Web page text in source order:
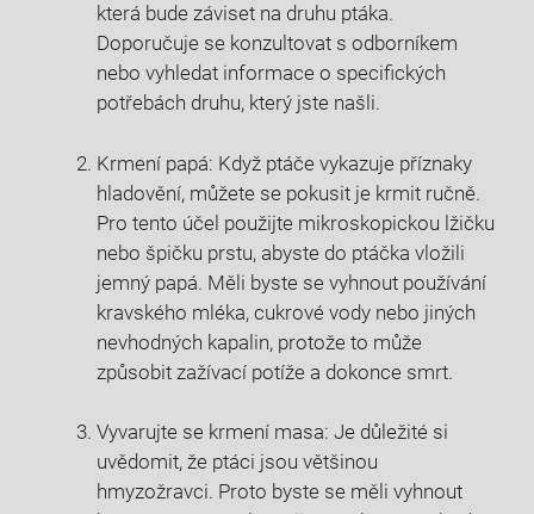
která bude záviset na druhu ptáka.
Doporučuje se konzultovat s odborníkem
nebo vyhledat informace o specifických
potřebách druhu, který jste našli.
Krmení papá: Když ptáče vykazuje příznaky
hladovění, můžete se pokusit je krmit ručně.
Pro tento účel použijte mikroskopickou lžičku
nebo špičku prstu, abyste do ptáčka vložili
jemný papá. Měli byste se vyhnout používání
kravského mléka, cukrové vody nebo jiných
nevhodných kapalin, protože to může
způsobit zažívací potíže a dokonce smrt.
Vyvarujte se krmení masa: Je důležité si
uvědomit, že ptáci jsou většinou
hmyzožravci. Proto byste se měli vyhnout